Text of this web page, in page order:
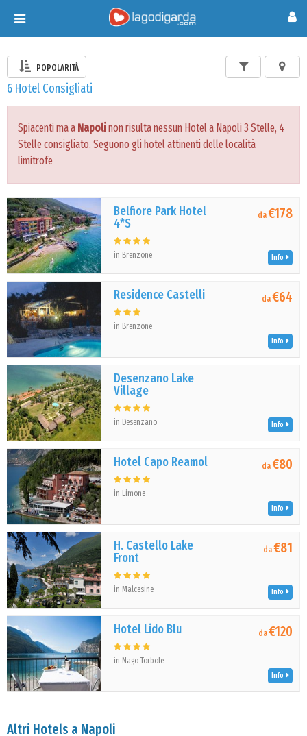
Toggle
navigation
POPOLARITÀ
6 Hotel Consigliati
Spiacenti ma a Napolinon risulta nessun Hotel a Napoli 3 Stelle, 4
Stelle consigliato. Seguono gli hotel attinenti delle località
limitrofe
Belfiore Park Hotel
4*S
in Brenzone
da€178
Info
Residence Castelli
in Brenzone
da€64
Info
Desenzano Lake
Village
in Desenzano Info
Hotel Capo Reamol
in Limone
da€80
Info
H. Castello Lake
Front
in Malcesine
da€81
Info
Hotel Lido Blu
in Nago Torbole
da€120
Info
Altri Hotels a Napoli